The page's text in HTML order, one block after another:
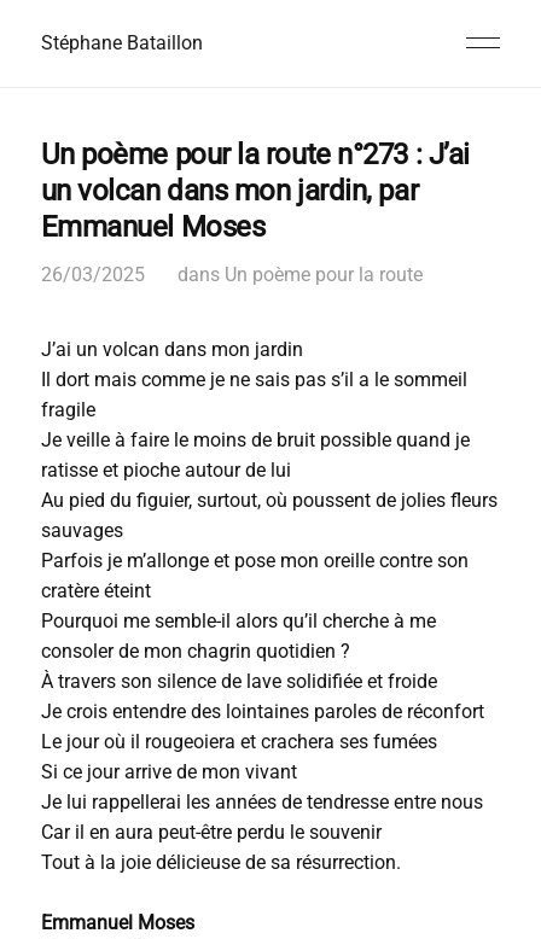
Stéphane Bataillon
Un poème pour la route n°273 : J’ai
un volcan dans mon jardin, par
Emmanuel Moses
26/03/2025 dans Un poème pour la route
J’ai un volcan dans mon jardin
Il dort mais comme je ne sais pas s’il a le sommeil
fragile
Je veille à faire le moins de bruit possible quand je
ratisse et pioche autour de lui
Au pied du figuier, surtout, où poussent de jolies fleurs
sauvages
Parfois je m’allonge et pose mon oreille contre son
cratère éteint
Pourquoi me semble-il alors qu’il cherche à me
consoler de mon chagrin quotidien ?
À travers son silence de lave solidifiée et froide
Je crois entendre des lointaines paroles de réconfort
Le jour où il rougeoiera et crachera ses fumées
Si ce jour arrive de mon vivant
Je lui rappellerai les années de tendresse entre nous
Car il en aura peut-être perdu le souvenir
Tout à la joie délicieuse de sa résurrection.
Emmanuel Moses